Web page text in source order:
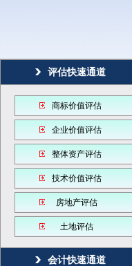
评估快速通道
商标价值评估
企业价值评估
整体资产评估
技术价值评估
房地产评估
土地评估
会计快速通道